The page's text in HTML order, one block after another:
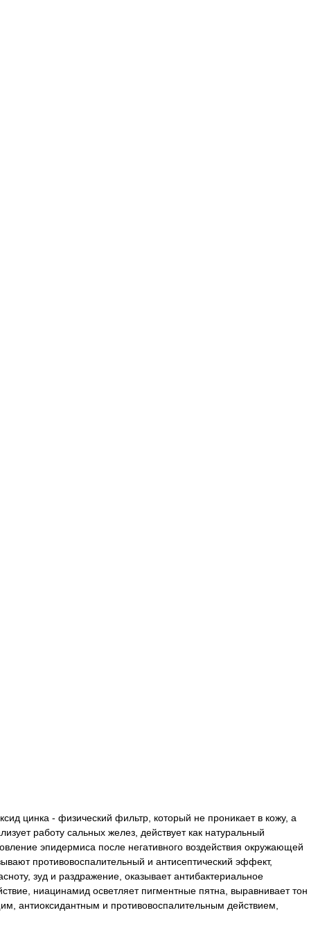
цинка - физический фильтр, который не проникает в кожу, а
работу сальных желез, действует как натуральный
эпидермиса после негативного воздействия окружающей
противовоспалительный и антисептический эффект,
зуд и раздражение, оказывает антибактериальное
ниацинамид осветляет пигментные пятна, выравнивает тон
антиоксидантным и противовоспалительным действием,